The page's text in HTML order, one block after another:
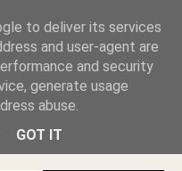
ΣΟΣΙΑΛ ΚΑΙ
ΜΙΚΡΟΕΠΕΝΔΥΤΕΣ
ΕΓΚΛΗΜΑ ?
ΚΛΕΠΤΑΙ ΑΠΟ ΤΟ
to deliver its services
and user-agent are
and security
generate usage
abuse.
GOT IT